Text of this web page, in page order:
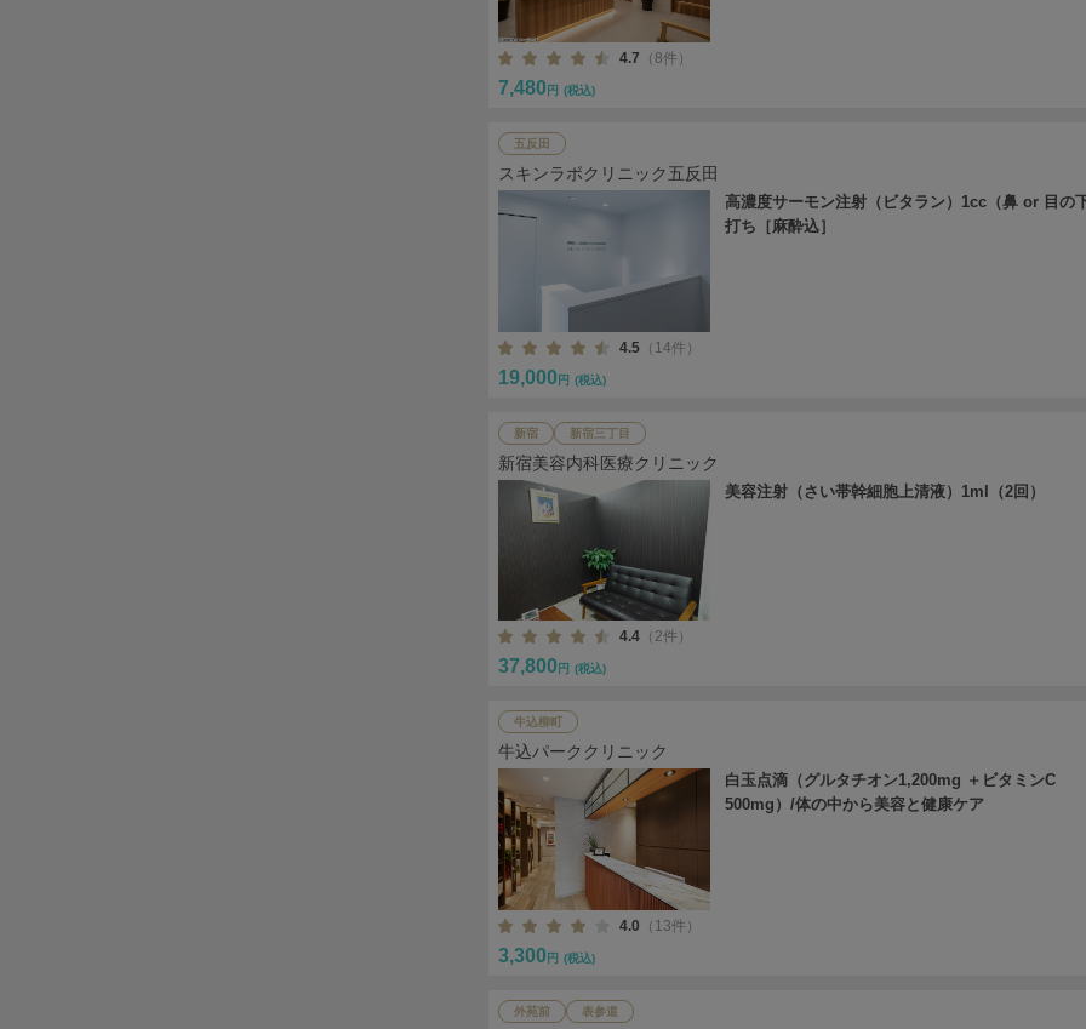
4.7 （8件）
7,480 円 (税込)
五反田
スキンラボクリニック五反田
高濃度サーモン注射（ビタラン）1cc（鼻 or 目の
打ち［麻酔込］
4.5 （14件）
19,000 円 (税込)
新宿 新宿三丁目
新宿美容内科医療クリニック
美容注射（さい帯幹細胞上清液）1ml（2回）
4.4 （2件）
37,800 円 (税込)
牛込柳町
牛込パーククリニック
白玉点滴（グルタチオン1,200mg ＋ビタミンC
500mg）/体の中から美容と健康ケア
4.0 （13件）
3,300 円 (税込)
外苑前 表参道